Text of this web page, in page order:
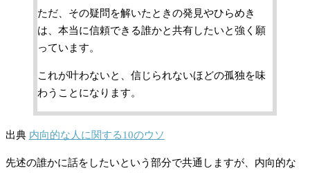
ただ、その疑問を解いたときの発見やひらめき
は、本当に信頼できる誰かと共有したいと強く願
っています。
これが叶わないと、信じられないほどの孤独を味
わうことになります。
出典 内向的な人に関する10のウソ
先述の誰かに話をしたいという部分で共通しますが、内向的な